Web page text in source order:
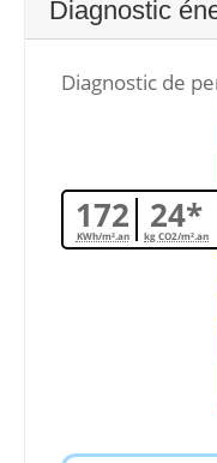
Diagnostic
Diagnostic de
172
KWh/m².an 24*
kg CO2/m².an